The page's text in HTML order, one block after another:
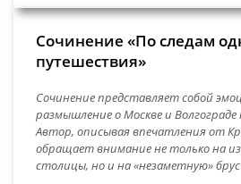
Сочинение «По следам
путешествия»
Сочинение представляет собой
размышление о Москве и Волгограде
Автор, описывая впечатления от
обращает внимание не только на
столицы, но и на «незаметную»